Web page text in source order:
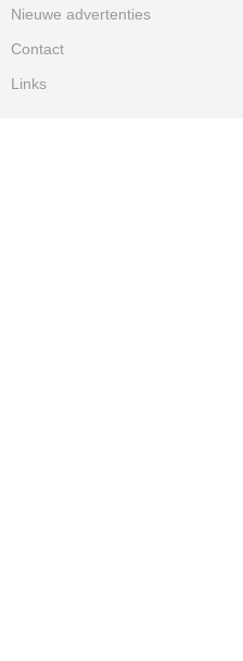
Nieuwe advertenties
Contact
Links